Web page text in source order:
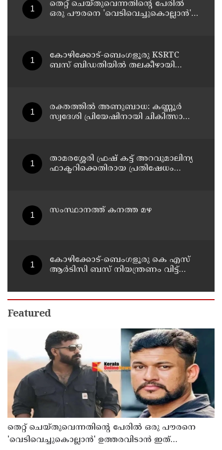
തെറ്റ് ചെയ്തുവെന്നതിന്റെ പേരില്‍
ഒരു പൗരനെ 'വെടിവെച്ചുകൊല്ലാന്‍'
ആയങ്കിയെ പിന്തുണച്ച് ആകാശ്
തില്ലങ്കേരി
കോഴിക്കോട്-ബെംഗളൂരു KSRTC
ബസ് ബിഡതിയിൽ തലകീഴായി
രക്തത്തിൽ അണുബാധ: കണ്ണൂർ
സ്വദേശി പ്രിയേഷിനായി ചികിത്സാ
താമരശ്ശേരി ഫ്രഷ് കട്ട് അറവുമാലിന്യ
ഫാക്ടറിക്കെതിരായ പ്രതിഷേധം
സംസ്ഥാനത്ത് കനത്ത മഴ
കോഴിക്കോട്-ബെംഗളൂരു കെ എസ്
ആര്‍ടിസി ബസ് നിയന്ത്രണം വിട്ട്
കണ്ടക്ടര്‍ക്കും ദാരുണാന്ത്യം
Featured
തെറ്റ് ചെയ്തുവെന്നതിന്റെ പേരില്‍ ഒരു പൗരനെ
'വെടിവെച്ചുകൊല്ലാന്‍' ഉത്തരവിടാന്‍ ഇത്